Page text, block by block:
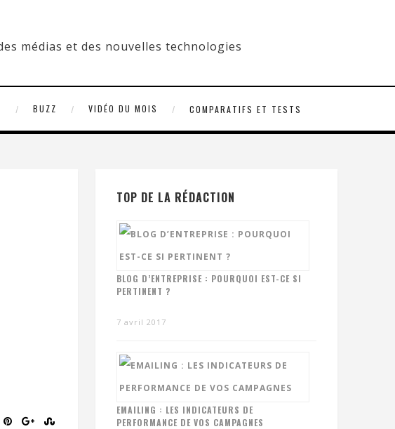
BUZZ VIDÉO DU MOIS COMPARATIFS ET TESTS
TOP DE LA RÉDACTION
BLOG D’ENTREPRISE : POURQUOI EST-CE SI
PERTINENT ?
7 avril 2017
EMAILING : LES INDICATEURS DE
PERFORMANCE DE VOS CAMPAGNES